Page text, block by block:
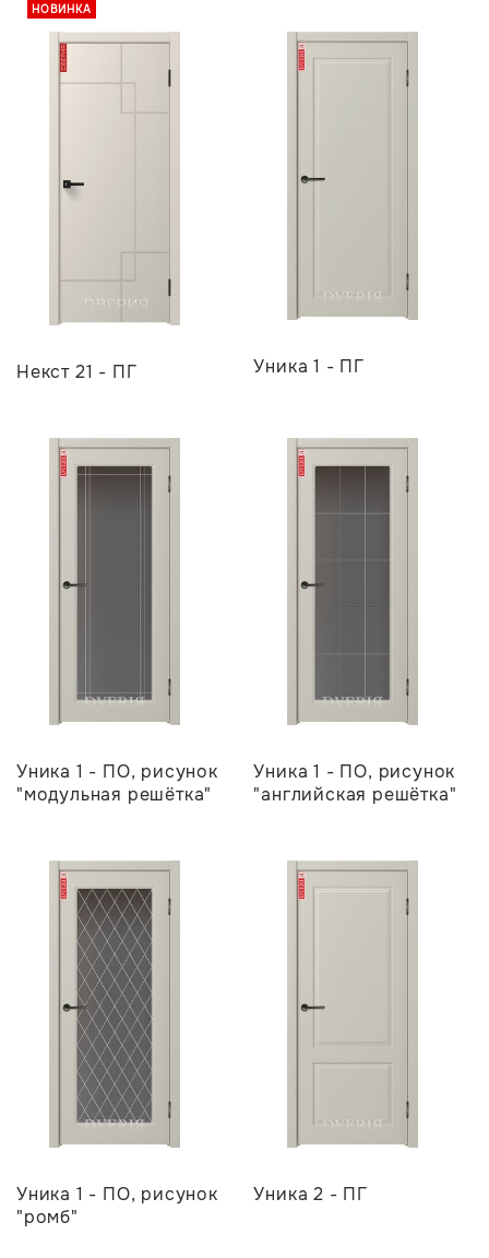
НОВИНКА
Некст 21 - ПГ Уника 1 - ПГ
Уника 1 - ПО, рисунок
"модульная решётка"
Уника 1 - ПО, рисунок
"английская решётка"
Уника 1 - ПО, рисунок
"ромб"
Уника 2 - ПГ